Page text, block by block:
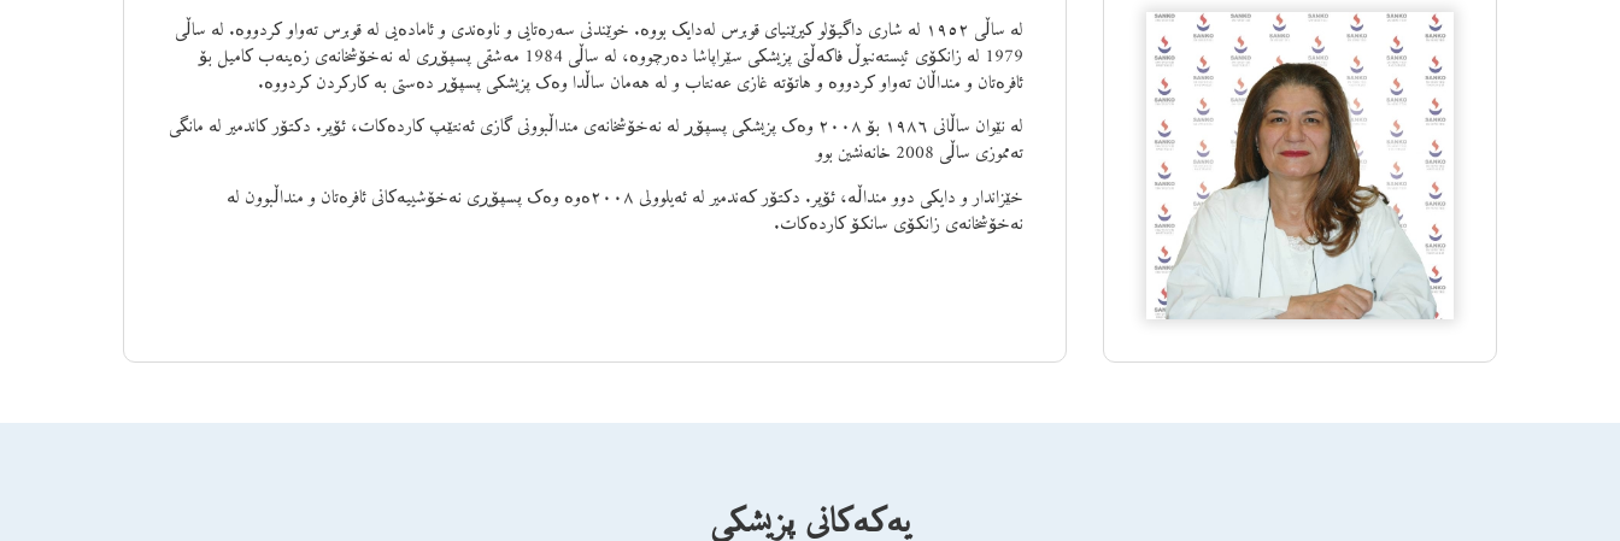
لە ساڵی ١٩٥٢ لە شاری داگیۆلو کیرێنیای قوبرس لەدایک بووە. خوێندنی سەرەتایی و ناوەندی و ئامادەیی لە قوبرس تەواو کردووە. لە ساڵی
1979 لە زانکۆی ئیستەنبوڵ فاکەڵتی پزیشکی سێراپاشا دەرچووە، لە ساڵی 1984 مەشقی پسپۆڕی لە نەخۆشخانەی زەینەب کامیل بۆ
ئافرەتان و منداڵان تەواو کردووە و هاتۆتە غازی عەنتاب و لە هەمان ساڵدا وەک پزیشکی پسپۆڕ دەستی بە کارکردن کردووە.
لە نێوان ساڵانی ١٩٨٦ بۆ ٢٠٠٨ وەک پزیشکی پسپۆڕ لە نەخۆشخانەی منداڵبوونی گازی ئەنتێپ کاردەکات، ئۆپر. دکتۆر کاندمیر لە مانگی
تەمموزی ساڵی 2008 خانەنشین بوو
خێزاندار و دایکی دوو منداڵە، ئۆپر. دکتۆر کەندمیر لە ئەیلوولی ٢٠٠٨ەوە وەک پسپۆڕی نەخۆشییەکانی ئافرەتان و منداڵبوون لە
نەخۆشخانەی زانکۆی سانکۆ کاردەکات.
یەکەکانی پزیشکی